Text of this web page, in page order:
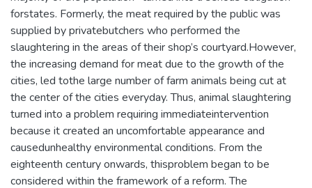
forstates. Formerly, the meat required by the public was
supplied by privatebutchers who performed the
slaughtering in the areas of their shop’s courtyard.However,
the increasing demand for meat due to the growth of the
cities, led tothe large number of farm animals being cut at
the center of the cities everyday. Thus, animal slaughtering
turned into a problem requiring immediateintervention
because it created an uncomfortable appearance and
causedunhealthy environmental conditions. From the
eighteenth century onwards, thisproblem began to be
considered within the framework of a reform. The